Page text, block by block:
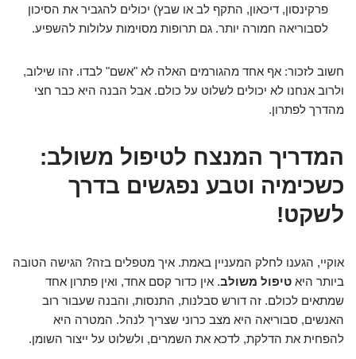
פרקינסון, דיכאון, התקף לב או שבץ) יכולים להגביר את הסיכון
לסבוריאה חמורה יותר. גם תרופות מסוימות עלולות להשפיע.
חשוב לזכור: אף אחד מהגורמים האלה לא "אשם" לבדו. זהו שילוב,
ולרוב אנחנו לא יכולים לשלוט על כולם. אבל הבנה היא כבר חצי
מהדרך לפתרון.
המדריך המנצח לטיפול משולב:
כשכימיה וטבע נפגשים בדרך
לשקט!
אוקיי, הגענו לחלק המעניין באמת. איך מטפלים בזה? הגישה הטובה
ביותר היא טיפול משולב. אין כדור קסם אחד, ואין פתרון אחד
שמתאים לכולם. זה דורש סבלנות, התנסות, והבנה שעבור רוב
האנשים, סבוריאה היא מצב כרוני שצריך לנהל. המטרה היא
להפחית את הדלקת, לדכא את השמרים, ולשלוט על ייצור השומן.